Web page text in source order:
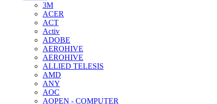
3M
ACER
ACT
Activ
ADOBE
AEROHIVE
AEROHIVE
ALLIED TELESIS
AMD
ANY
AOC
AOPEN - COMPUTER